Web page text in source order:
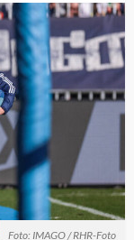
Foto: IMAGO / RHR-Foto